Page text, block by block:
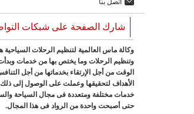
اتصل بنا
شارك الصفحة على شبكات
وكالة ماس العالمية لتنظيم الرحلات
وتنظيم الرحلات وما يختص بها من خدمات
الوقت من أجل الإرتقاء بخدماتها من أجل
الأهداف لتحقيقها وعملت على الوصول إلى ذلك
خدمات مختلفة ومتعددة فى مجال السياحة
حتى أصبحت واحدة من الرواد فى هذا المجال.